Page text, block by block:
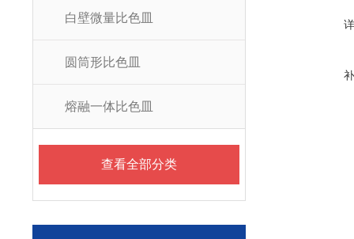
白壁微量比色皿
圆筒形比色皿
熔融一体比色皿
查看全部分类